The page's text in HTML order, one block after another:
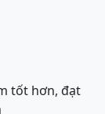
tốt hơn, đạt